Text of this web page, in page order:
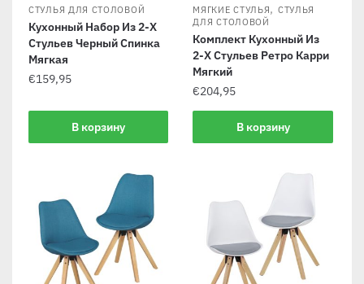
СТУЛЬЯ ДЛЯ СТОЛОВОЙ
Кухонный Набор Из 2-Х
Стульев Черный Спинка
Мягкая
€159,95
В корзину
МЯГКИЕ СТУЛЬЯ, СТУЛЬЯ
ДЛЯ СТОЛОВОЙ
Комплект Кухонный Из
2-Х Стульев Ретро Карри
Мягкий
€204,95
В корзину